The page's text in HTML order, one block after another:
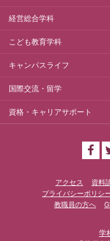
経営総合学科
こども教育学科
キャンパスライフ
国際交流・留学
資格・キャリアサポート
アクセス 資料
プライバシーポリシ
教職員の方へ
学